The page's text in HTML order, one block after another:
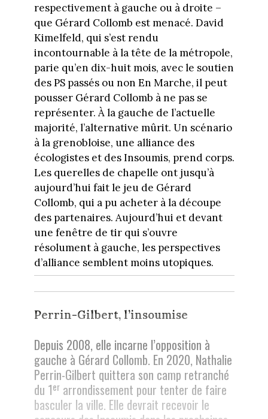
respectivement à gauche ou à droite –
que Gérard Collomb est menacé. David
Kimelfeld, qui s’est rendu
incontournable à la tête de la métropole,
parie qu’en dix-huit mois, avec le soutien
des PS passés ou non En Marche, il peut
pousser Gérard Collomb à ne pas se
représenter. À la gauche de l’actuelle
majorité, l’alternative mûrit. Un scénario
à la grenobloise, une alliance des
écologistes et des Insoumis, prend corps.
Les querelles de chapelle ont jusqu’à
aujourd’hui fait le jeu de Gérard
Collomb, qui a pu acheter à la découpe
des partenaires. Aujourd’hui et devant
une fenêtre de tir qui s’ouvre
résolument à gauche, les perspectives
d’alliance semblent moins utopiques.
Perrin-Gilbert, l’insoumise
Depuis 2008, elle incarne l’opposition à
gauche à Gérard Collomb. En 2020, Nathalie
Perrin-Gilbert quittera son camp retranché
du 1erarrondissement pour tenter de faire
basculer la ville. Elle devrait recevoir le